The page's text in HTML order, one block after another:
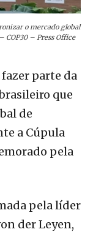
o mercado global
COP30 – Press Office
parte da
que
de
a Cúpula
pela
pela líder
der Leyen,